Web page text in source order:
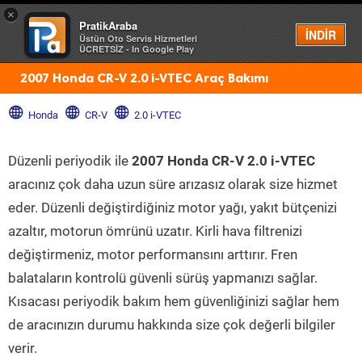
×
PratikAraba
Üstün Oto Servis Hizmetleri
ÜCRETSİZ - In Google Play
İNDİR
Menü
2007 Honda CR-V 2.0 i-VTEC Araç Bakımı
Honda CR-V 2.0 i-VTEC
Düzenli periyodik ile 2007 Honda CR-V 2.0 i-VTEC
aracınız çok daha uzun süre arızasız olarak size hizmet
eder. Düzenli değiştirdiğiniz motor yağı, yakıt bütçenizi
azaltır, motorun ömrünü uzatır. Kirli hava filtrenizi
değiştirmeniz, motor performansını arttırır. Fren
balataların kontrolü güvenli sürüş yapmanızı sağlar.
Kısacası periyodik bakım hem güvenliğinizi sağlar hem
de aracınızın durumu hakkında size çok değerli bilgiler
verir.